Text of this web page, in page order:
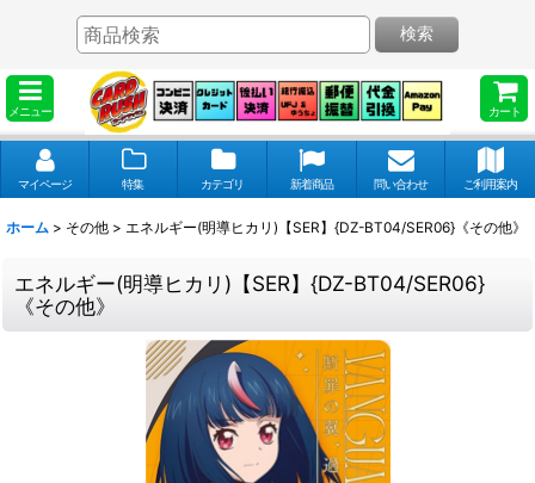
メニュー カート
検索
マイページ 特集 カテゴリ 新着商品 問い合わせ ご利用案内
ホーム > その他 > エネルギー(明導ヒカリ)【SER】{DZ-BT04/SER06}《その他》
エネルギー(明導ヒカリ)【SER】{DZ-BT04/SER06}
《その他》